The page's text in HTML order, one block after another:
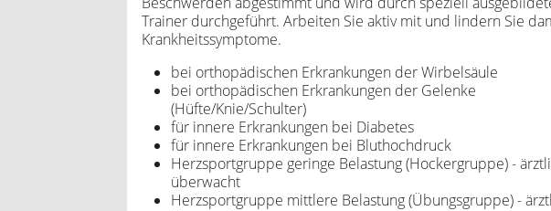
Trainer durchgeführt. Arbeiten Sie aktiv mit und lindern Sie
Krankheitssymptome.
bei orthopädischen Erkrankungen der Wirbelsäule
bei orthopädischen Erkrankungen der Gelenke
(Hüfte/Knie/Schulter)
für innere Erkrankungen bei Diabetes
für innere Erkrankungen bei Bluthochdruck
Herzsportgruppe geringe Belastung (Hockergruppe) -
überwacht
Herzsportgruppe mittlere Belastung (Übungsgruppe) -